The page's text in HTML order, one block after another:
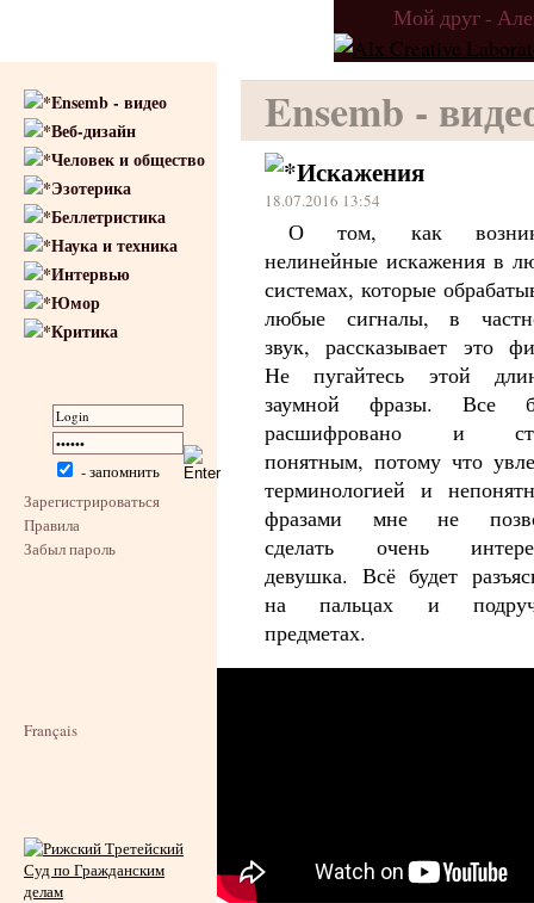
Мой друг -
Ensemb - видео
Веб-дизайн
Человек и общество
Эзотерика
Беллетристика
Наука и техника
Интервью
Юмор
Критика
- запомнить
Зарегистрироваться
Правила
Забыл пароль
Français
Ensemb -
Искажения
18.07.2016 13:54
О том, как
нелинейные искажения в
системах, которые
любые сигналы, в
звук, рассказывает это
Не пугайтесь этой
заумной фразы. Все
расшифровано и
понятным, потому что
терминологией и
фразами мне не
сделать очень
девушка. Всё будет
на пальцах и
предметах.